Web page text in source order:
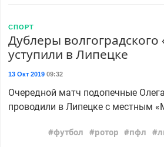
СПОРТ
Дублеры волгоградского
уступили в Липецке
13 Окт 201909:32
Очередной матч подопечные
проводили в Липецке с местным
футбол ротор пфл